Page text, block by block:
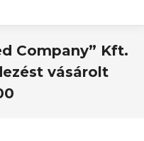
Company” Kft.
vásárolt